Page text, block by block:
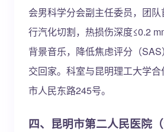
会男科学分会副主任委员，团
行汽化切割，热损伤深度≤0.2
背景音乐，降低焦虑评分（
交回家。科室与昆明理工大学
市人民东路245号。
四、昆明市第二人民医院